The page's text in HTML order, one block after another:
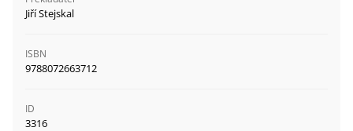
Jiří Stejskal
ISBN
9788072663712
ID
3316